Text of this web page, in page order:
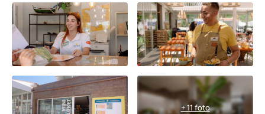
+ 11 foto